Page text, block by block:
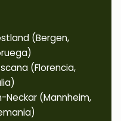
(Bergen,
(Florencia,
Neckar (Mannheim,